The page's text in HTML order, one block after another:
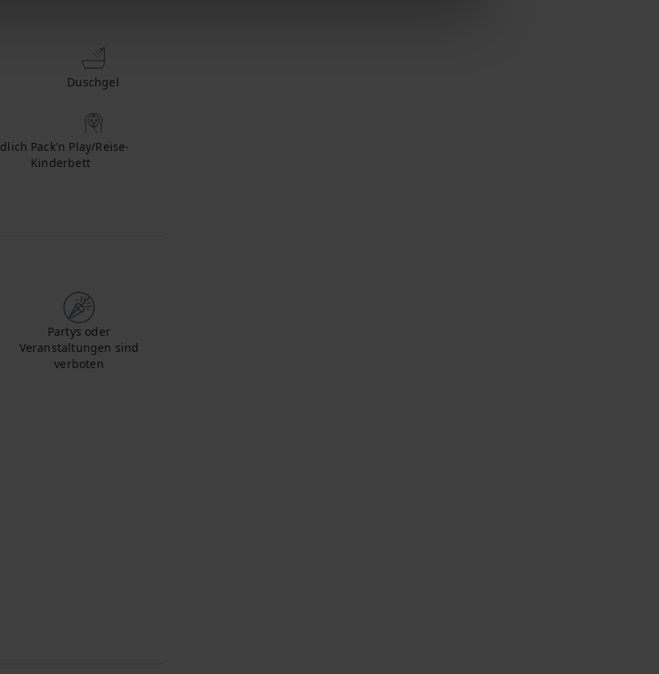
Duschgel
Pack'n Play/Reise-
Kinderbett
Partys oder
Veranstaltungen sind
verboten